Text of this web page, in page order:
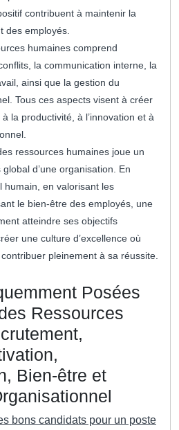
contribuent à maintenir la
des employés.
humaines comprend
la communication interne, la
ainsi que la gestion du
Tous ces aspects visent à créer
la productivité, à l’innovation et à
ressources humaines joue un
d’une organisation. En
humain, en valorisant les
le bien-être des employés, une
atteindre ses objectifs
une culture d’excellence où
pleinement à sa réussite.
Posées
Ressources
Bien-être et
bons candidats pour un poste